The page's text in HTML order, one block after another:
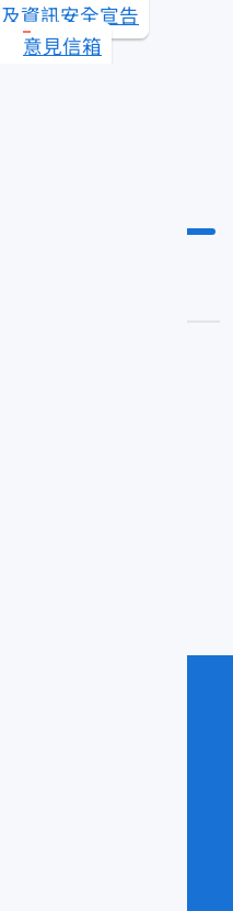
資訊安全宣告
意見信箱